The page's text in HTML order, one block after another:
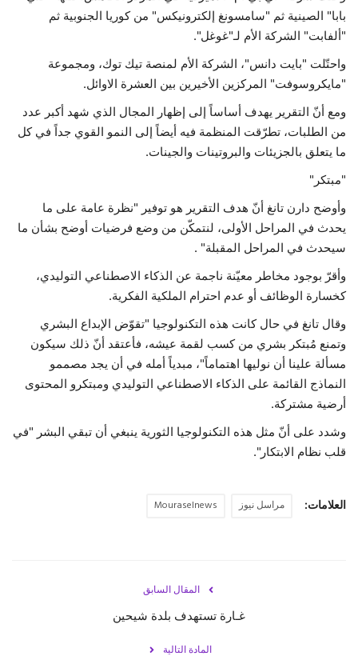
بابا" الصينية ثم "سامسونغ إلكترونيكس" من كوريا الجنوبية ثم
"ألفابت" الشركة الأم لـ"غوغل".
واحتّلت "بايت دانس"، الشركة الأم لمنصة تيك توك، ومجموعة
"مايكروسوفت" المركزين الأخيرين بين العشرة الاوائل.
ومع أنّ التقرير يهدف أساساً إلى إظهار المجال الذي شهد أكبر عدد
من الطلبات، تطرّقت المنظمة فيه أيضاً إلى النمو القوي جداً في كل
ما يتعلق بالجزيئات والبروتينات والجينات.
"مبتكر"
وأوضح دارن تانغ أنّ هدف التقرير هو توفير "نظرة عامة على ما
يحدث في المراحل الأولى، لنتمكّن من وضع فرضيات أوضح بشأن ما
سيحدث في المراحل المقبلة" .
وأقرّ بوجود مخاطر معيّنة ناجمة عن الذكاء الاصطناعي التوليدي،
كخسارة الوظائف أو عدم احترام الملكية الفكرية.
وقال تانغ في حال كانت هذه التكنولوجيا "تقوّض الإبداع البشري
وتمنع مُبتكر بشري من كسب لقمة عيشه، فأعتقد أنّ ذلك سيكون
مسألة علينا أن نوليها اهتماماً"، مبدياً أمله في أن يجد مصممو
النماذج القائمة على الذكاء الاصطناعي التوليدي ومبتكرو المحتوى
أرضية مشتركة.
وشدد على أنّ مثل هذه التكنولوجيا الثورية ينبغي أن تبقي البشر "في
قلب نظام الابتكار".
العلامات: مراسل نيوز Mouraselnews
المقال السابق
غـارة تستهدف بلدة شيحين
المادة التالية